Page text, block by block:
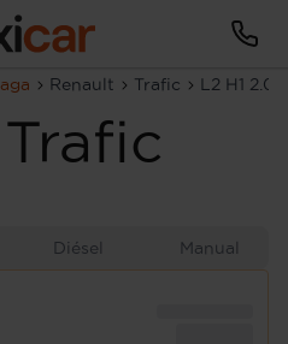
Renault Trafic L2 H1
Trafic
Diésel Manual